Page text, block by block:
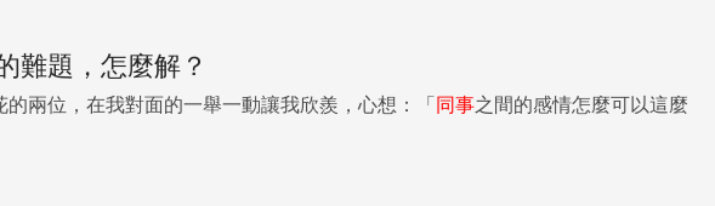
難題，怎麼解？
兩位，在我對面的一舉一動讓我欣羨，心想：「同事之間的感情怎麼可以這麼